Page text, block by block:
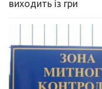
виходить із гри